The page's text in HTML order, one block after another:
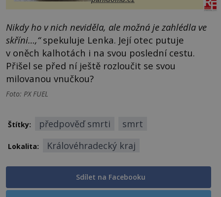
Nikdy ho v nich neviděla, ale možná je zahlédla ve
skříni…,“spekuluje Lenka. Její otec putuje
v oněch kalhotách i na svou poslední cestu.
Přišel se před ní ještě rozloučit se svou
milovanou vnučkou?
Foto: PX FUEL
Štítky: předpověď smrti smrt
Lokalita: Královéhradecký kraj
Sdílet na Facebooku